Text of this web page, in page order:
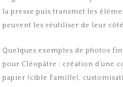
la presse puis transmet les
peuvent les réutiliser de leur
Quelques exemples de photos
pour Cléopâtre : création d’une
papier (cible Famille),